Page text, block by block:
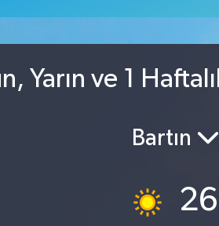
Yarın ve 1
Bartın
26